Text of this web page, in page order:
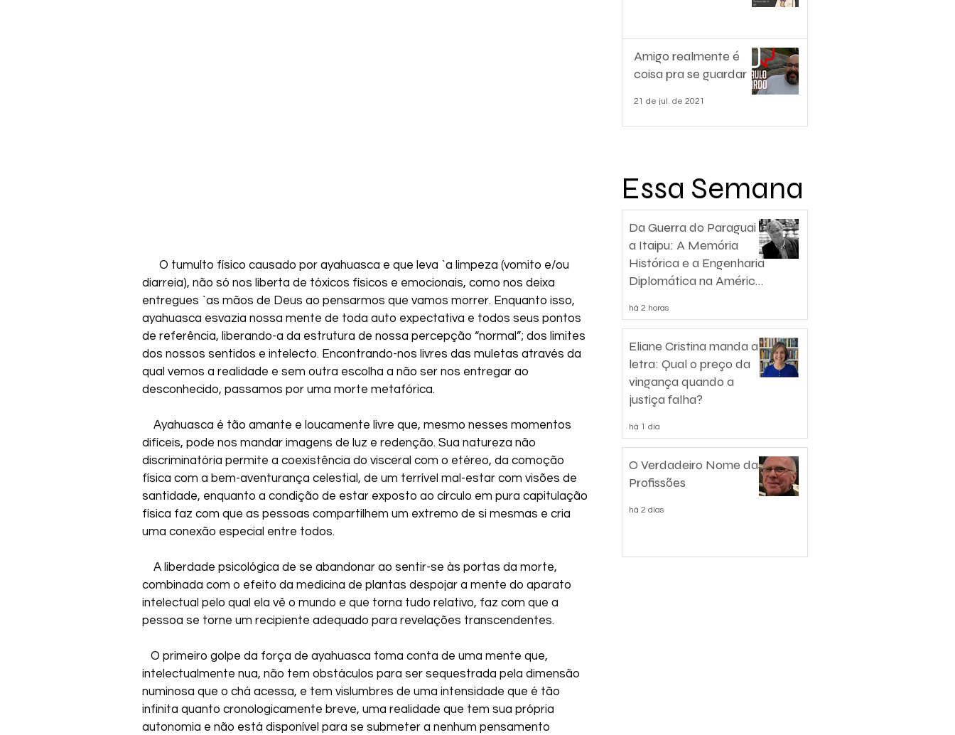
O tumulto físico causado por ayahuasca e que leva `a limpeza (vomito e/ou
diarreia), não só nos liberta de tóxicos físicos e emocionais, como nos deixa
entregues `as mãos de Deus ao pensarmos que vamos morrer. Enquanto isso,
ayahuasca esvazia nossa mente de toda auto expectativa e todos seus pontos
de referência, liberando-a da estrutura de nossa percepção “normal”; dos limites
dos nossos sentidos e intelecto. Encontrando-nos livres das muletas através da
qual vemos a realidade e sem outra escolha a não ser nos entregar ao
desconhecido, passamos por uma morte metafórica.
Ayahuasca é tão amante e loucamente livre que, mesmo nesses momentos
difíceis, pode nos mandar imagens de luz e redenção. Sua natureza não
discriminatória permite a coexistência do visceral com o etéreo, da comoção
física com a bem-aventurança celestial, de um terrível mal-estar com visões de
santidade, enquanto a condição de estar exposto ao círculo em pura capitulação
física faz com que as pessoas compartilhem um extremo de si mesmas e cria
uma conexão especial entre todos.
A liberdade psicológica de se abandonar ao sentir-se às portas da morte,
combinada com o efeito da medicina de plantas despojar a mente do aparato
intelectual pelo qual ela vê o mundo e que torna tudo relativo, faz com que a
pessoa se torne um recipiente adequado para revelações transcendentes.
O primeiro golpe da força de ayahuasca toma conta de uma mente que,
intelectualmente nua, não tem obstáculos para ser sequestrada pela dimensão
numinosa que o chá acessa, e tem vislumbres de uma intensidade que é tão
infinita quanto cronologicamente breve, uma realidade que tem sua própria
autonomia e não está disponível para se submeter a nenhum pensamento
Amigo realmente é
coisa pra se guardar
21 de jul. de 2021
Da Guerra do Paraguai
a Itaipu: A Memória
Histórica e a Engenharia
Diplomática na América
há 2 horas
Eliane Cristina manda a
letra: Qual o preço da
vingança quando a
justiça falha?
há 1 dia
O Verdadeiro Nome das
Profissões
há 2 dias
Essa Semana